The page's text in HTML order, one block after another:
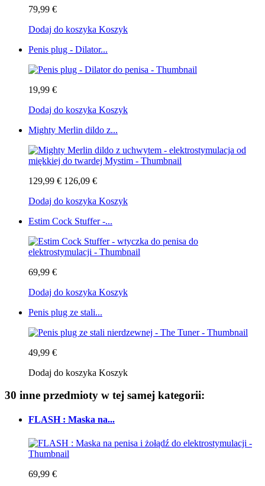
79,99 €
Dodaj do koszyka Koszyk
Penis plug - Dilator...
19,99 €
Dodaj do koszyka Koszyk
Mighty Merlin dildo z...
129,99 € 126,09 €
Dodaj do koszyka Koszyk
Estim Cock Stuffer -...
69,99 €
Dodaj do koszyka Koszyk
Penis plug ze stali...
49,99 €
Dodaj do koszyka Koszyk
30 inne przedmioty w tej samej kategorii:
FLASH : Maska na...
69,99 €